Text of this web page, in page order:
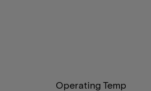
Operating Temp